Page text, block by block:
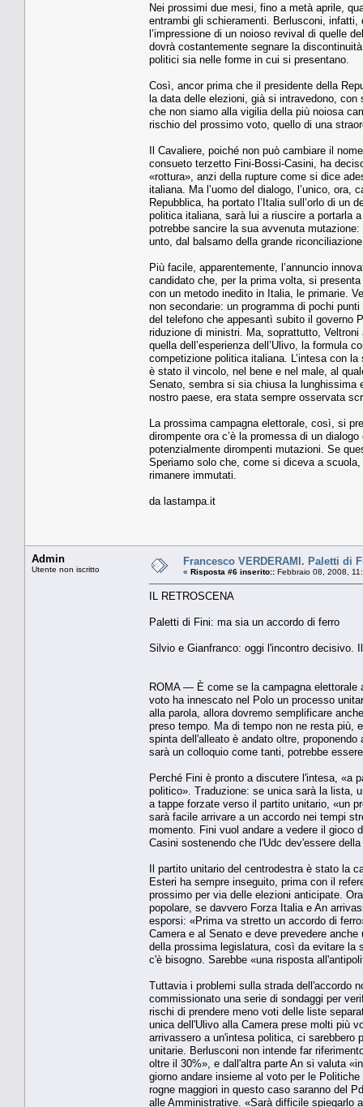
Nei prossimi due mesi, fino a metà aprile,
entrambi gli schieramenti. Berlusconi, infatti,
l’impressione di un noioso revival di quelle
dovrà costantemente segnare la
politici sia nelle forme in cui si presentano.
Così, ancor prima che il presidente della
la data delle elezioni, già si intravedono,
che non siamo alla vigilia della più noiosa
rischio del prossimo voto, quello di una
Il Cavaliere, poiché non può cambiare il
consueto terzetto Fini-Bossi-Casini, ha
«rottura», anzi della rupture come si dice
italiana. Ma l’uomo del dialogo, l’unico,
Repubblica, ha portato l’Italia sull’orlo di un
politica italiana, sarà lui a riuscire a portarla
potrebbe sancire la sua avvenuta
unto, dal balsamo della grande
Più facile, apparentemente, l’annuncio
candidato che, per la prima volta, si
con un metodo inedito in Italia, le primarie.
non secondarie: un programma di pochi
del telefono che appesantì subito il governo
riduzione di ministri. Ma, soprattutto,
quella dell’esperienza dell’Ulivo, la formula
competizione politica italiana. L’intesa con
è stato il vincolo, nel bene e nel male, al
Senato, sembra si sia chiusa la lunghissima
nostro paese, era stata sempre osservata
La prossima campagna elettorale, così, si
dirompente ora c’è la promessa di un
potenzialmente dirompenti mutazioni. Se
Speriamo solo che, come si diceva a
rimanere immutati.
da lastampa.it
Admin
Utente non iscritto
Francesco VERDERAMI. Paletti di
« Risposta #6 inserito:: Febbraio 08, 2008,
IL RETROSCENA
Paletti di Fini: ma sia un accordo di ferro
Silvio e Gianfranco: oggi l'incontro decisivo.
ROMA — È come se la campagna elettorale
voto ha innescato nel Polo un processo
alla parola, allora dovremo semplificare
preso tempo. Ma di tempo non ne resta più,
spinta dell'alleato è andato oltre,
sarà un colloquio come tanti, potrebbe
Perché Fini è pronto a discutere l'intesa, «a
politico». Traduzione: se unica sarà la lista,
a tappe forzate verso il partito unitario, «un
sarà facile arrivare a un accordo nei tempi
momento. Fini vuol andare a vedere il gioco
Casini sostenendo che l'Udc dev'essere
Il partito unitario del centrodestra è stato la
Esteri ha sempre inseguito, prima con il
prossimo per via delle elezioni anticipate.
popolare, se davvero Forza Italia e An
esporsi: «Prima va stretto un accordo di
Camera e al Senato e deve prevedere
della prossima legislatura, così da evitare la
c'è bisogno. Sarebbe «una risposta
Tuttavia i problemi sulla strada
commissionato una serie di sondaggi per
rischi di prendere meno voti delle liste
unica dell'Ulivo alla Camera prese molti più
arrivassero a un'intesa politica, ci sarebbero
unitarie. Berlusconi non intende far
oltre il 30%», e dall'altra parte An si valuta
giorno andare insieme al voto per le
rogne maggiori in questo caso saranno del
alle Amministrative. «Sarà difficile spiegarlo